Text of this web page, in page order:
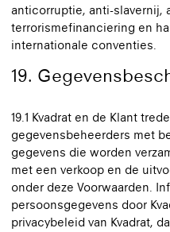
anticorruptie, anti-slavernij,
terrorismefinanciering en
internationale conventies.
19.
19.1 Kvadrat en de Klant
gegevensbeheerders met
gegevens die worden
met een verkoop en de
onder deze Voorwaarden.
persoonsgegevens door
privacybeleid van Kvadrat,